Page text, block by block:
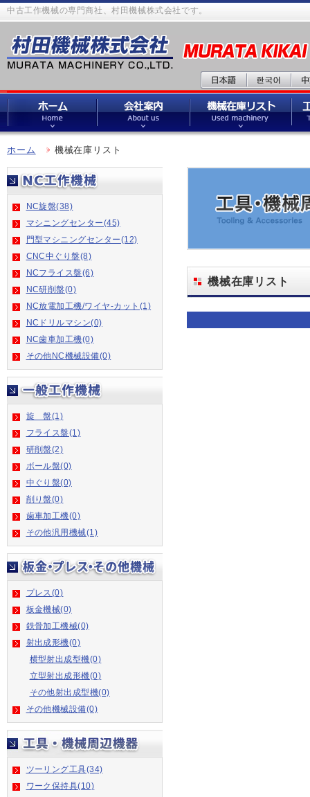
中古工作機械の専門商社、村田機械株式会社です。
ホーム 機械在庫リスト
NC旋盤(38)
マシニングセンター(45)
門型マシニングセンター(12)
CNC中ぐり盤(8)
NCフライス盤(6)
NC研削盤(0)
NC放電加工機/ワイヤ-カット(1)
NCドリルマシン(0)
NC歯車加工機(0)
その他NC機械設備(0)
旋 盤(1)
フライス盤(1)
研削盤(2)
ボール盤(0)
中ぐり盤(0)
削り盤(0)
歯車加工機(0)
その他汎用機械(1)
プレス(0)
板金機械(0)
鉄骨加工機械(0)
射出成形機(0)
横型射出成型機(0)
立型射出成形機(0)
その他射出成型機(0)
その他機械設備(0)
ツーリング工具(34)
ワーク保持具(10)
機械在庫リスト